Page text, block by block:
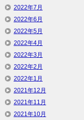
2022年7月
2022年6月
2022年5月
2022年4月
2022年3月
2022年2月
2022年1月
2021年12月
2021年11月
2021年10月